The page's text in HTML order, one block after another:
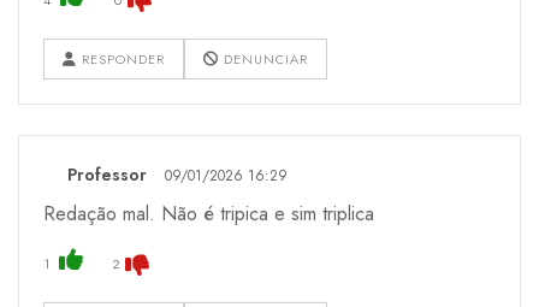
RESPONDER DENUNCIAR
Professor 09/01/2026 16:29
Redação mal. Não é tripica e sim triplica
1 2